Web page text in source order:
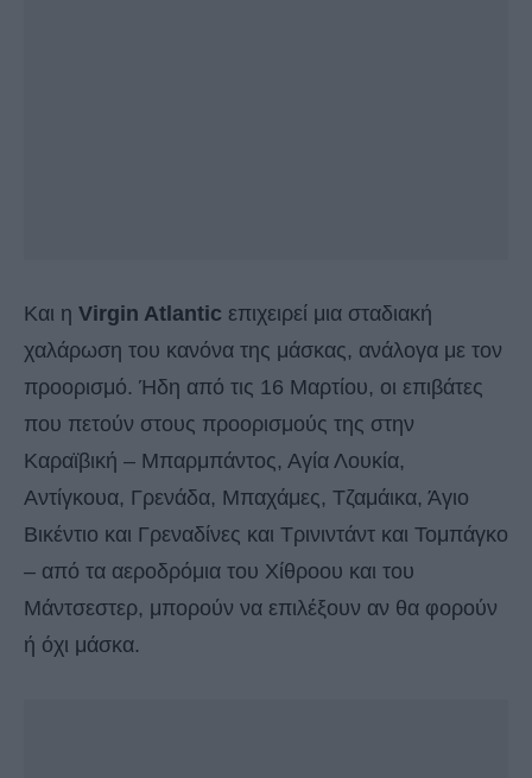
Και η Virgin Atlantic επιχειρεί μια σταδιακή
χαλάρωση του κανόνα της μάσκας, ανάλογα με τον
προορισμό. Ήδη από τις 16 Μαρτίου, οι επιβάτες
που πετούν στους προορισμούς της στην
Καραϊβική – Μπαρμπάντος, Αγία Λουκία,
Αντίγκουα, Γρενάδα, Μπαχάμες, Τζαμάικα, Άγιο
Βικέντιο και Γρεναδίνες και Τρινιντάντ και Τομπάγκο
– από τα αεροδρόμια του Χίθροου και του
Μάντσεστερ, μπορούν να επιλέξουν αν θα φορούν
ή όχι μάσκα.